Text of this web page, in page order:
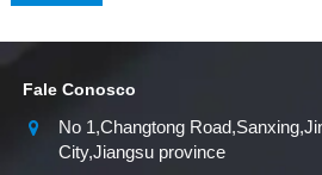
Fale Conosco
No 1,Changtong
City,Jiangsu province